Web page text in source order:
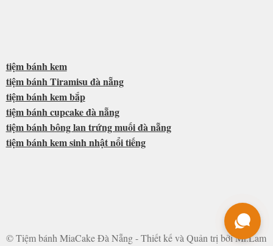
tiệm bánh kem
tiệm bánh Tiramisu đà nẵng
tiệm bánh kem bắp
tiệm bánh cupcake đà nẵng
tiệm bánh bông lan trứng muối đà nẵng
tiệm bánh kem sinh nhật nổi tiếng
© Tiệm bánh MiaCake Đà Nẵng - Thiết kế và Quản trị bởi Mr.Lam